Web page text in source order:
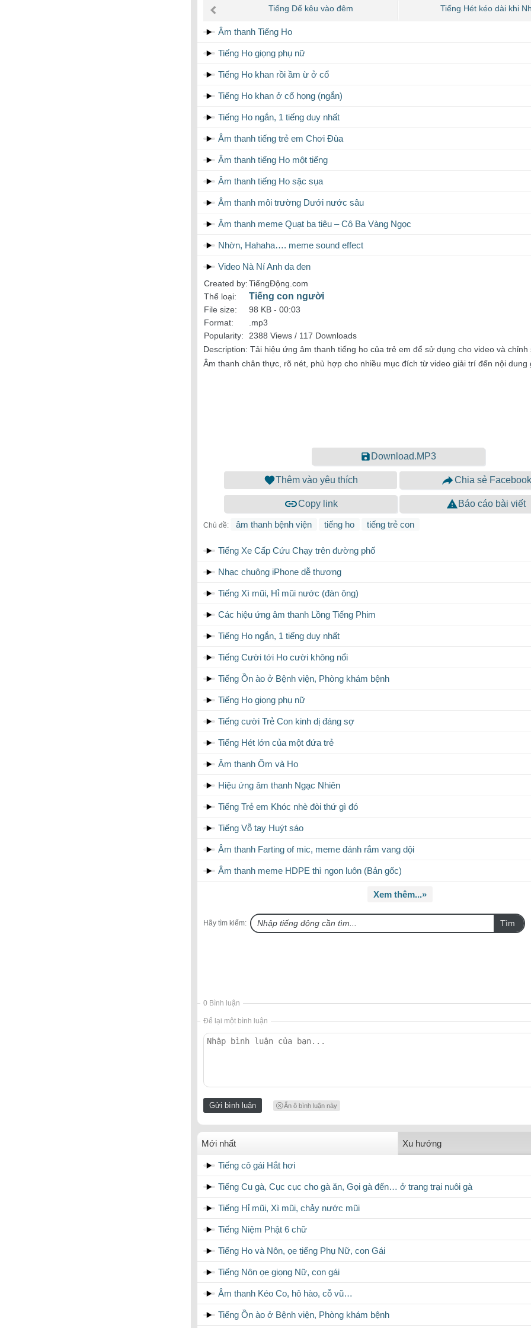
thanh
Tiếng Dế kêu vào đêm Tiếng Hét kéo dài khi
Âm thanh Tiếng Ho
Tiếng Ho giọng phụ nữ
Tiếng Ho khan rồi ầm ừ ở cổ
Tiếng Ho khan ở cổ họng (ngắn)
Tiếng Ho ngắn, 1 tiếng duy nhất
Âm thanh tiếng trẻ em Chơi Đùa
Âm thanh tiếng Ho một tiếng
Âm thanh tiếng Ho sặc sụa
Âm thanh môi trường Dưới nước sâu
Âm thanh meme Quạt ba tiêu – Cô Ba Vàng Ngọc
Nhờn, Hahaha…. meme sound effect
Video Nà Ní Anh da đen
Created by:TiếngĐộng.com
Thể loại:
Tiếng con người
File size: 98 KB - 00:03
Format:
.mp3
Popularity:
2388 Views / 117 Downloads
Description: Tải hiệu ứng âm thanh tiếng ho của trẻ em để sử dụng cho video và chỉnh
Âm thanh chân thực, rõ nét, phù hợp cho nhiều mục đích từ video giải trí đến nội dung
Download.MP3
Thêm vào yêu thích Chia sẻ Facebook
Copy link Báo cáo bài viết
Chủ đề: âm thanh bệnh viện tiếng ho tiếng trẻ con
Tiếng Xe Cấp Cứu Chạy trên đường phố
Nhạc chuông iPhone dễ thương
Tiếng Xì mũi, Hỉ mũi nước (đàn ông)
Các hiệu ứng âm thanh Lồng Tiếng Phim
Tiếng Ho ngắn, 1 tiếng duy nhất
Tiếng Cười tới Ho cười không nổi
Tiếng Ồn ào ở Bệnh viện, Phòng khám bệnh
Tiếng Ho giọng phụ nữ
Tiếng cười Trẻ Con kinh dị đáng sợ
Tiếng Hét lớn của một đứa trẻ
Âm thanh Ốm và Ho
Hiệu ứng âm thanh Ngạc Nhiên
Tiếng Trẻ em Khóc nhè đòi thứ gì đó
Tiếng Vỗ tay Huýt sáo
Âm thanh Farting of mic, meme đánh rắm vang dội
Âm thanh meme HDPE thì ngon luôn (Bản gốc)
Xem thêm...»
Hãy tìm kiếm: Tìm
0 Bình luận
Để lại một bình luận
Ẩn ô bình luận này
Mới nhất Xu hướng
Tiếng cô gái Hắt hơi
Tiếng Cu gà, Cục cục cho gà ăn, Gọi gà đến… ở trang trại nuôi gà
Tiếng Hỉ mũi, Xì mũi, chảy nước mũi
Tiếng Niệm Phật 6 chữ
Tiếng Ho và Nôn, ọe tiếng Phụ Nữ, con Gái
Tiếng Nôn ọe giọng Nữ, con gái
Âm thanh Kéo Co, hô hào, cỗ vũ…
Tiếng Ồn ào ở Bệnh viện, Phòng khám bệnh